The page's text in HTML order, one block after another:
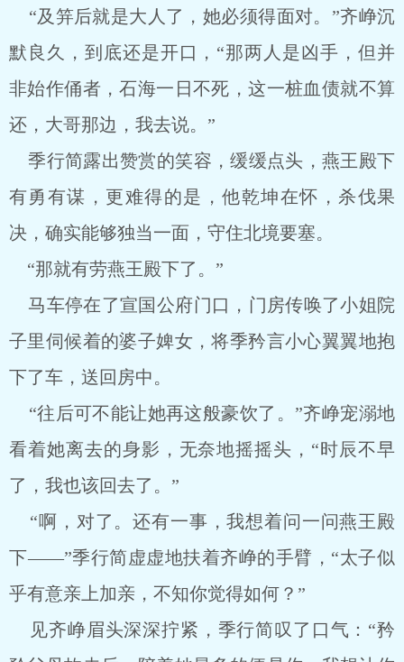
“及笄后就是大人了，她必须得面对。”齐峥沉
默良久，到底还是开口，“那两人是凶手，但并
非始作俑者，石海一日不死，这一桩血债就不算
还，大哥那边，我去说。”
季行简露出赞赏的笑容，缓缓点头，燕王殿下
有勇有谋，更难得的是，他乾坤在怀，杀伐果
决，确实能够独当一面，守住北境要塞。
“那就有劳燕王殿下了。”
马车停在了宣国公府门口，门房传唤了小姐院
子里伺候着的婆子婢女，将季矜言小心翼翼地抱
下了车，送回房中。
“往后可不能让她再这般豪饮了。”齐峥宠溺地
看着她离去的身影，无奈地摇摇头，“时辰不早
了，我也该回去了。”
“啊，对了。还有一事，我想着问一问燕王殿
下——”季行简虚虚地扶着齐峥的手臂，“太子似
乎有意亲上加亲，不知你觉得如何？”
见齐峥眉头深深拧紧，季行简叹了口气：“矜